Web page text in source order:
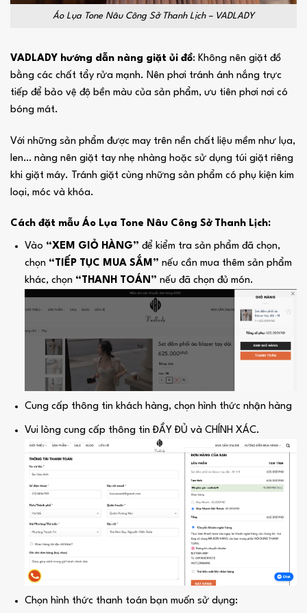
Áo Lụa Tone Nâu Công Sở Thanh Lịch – VADLADY
VADLADY hướng dẫn nàng giặt ủi đồ: Không nên giặt đồ
bằng các chất tẩy rửa mạnh. Nên phơi tránh ánh nắng trực
tiếp để bảo vệ độ bền màu của sản phẩm, ưu tiên phơi nơi có
bóng mát.
Với những sản phẩm được may trên nền chất liệu mềm như lụa,
len… nàng nên giặt tay nhẹ nhàng hoặc sử dụng túi giặt riêng
khi giặt máy. Tránh giặt cùng những sản phẩm có phụ kiện kim
loại, móc và khóa.
Cách đặt mẫu Áo Lụa Tone Nâu Công Sở Thanh Lịch:
Vào “XEM GIỎ HÀNG” để kiểm tra sản phẩm đã chọn,
chọn “TIẾP TỤC MUA SẮM” nếu cần mua thêm sản phẩm
khác, chọn “THANH TOÁN” nếu đã chọn đủ món.
Cung cấp thông tin khách hàng, chọn hình thức nhận hàng
Vui lòng cung cấp thông tin ĐẦY ĐỦ và CHÍNH XÁC.
Chọn hình thức thanh toán bạn muốn sử dụng: